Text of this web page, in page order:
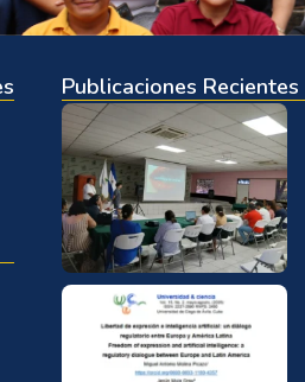
Publicaciones Recientes